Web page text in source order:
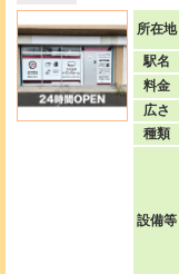
所在地
駅名
料金
広さ
種類
設備等